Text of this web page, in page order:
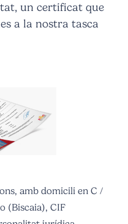
un certificat que
a la nostra tasca
amb domicili en C /
(Biscaia), CIF